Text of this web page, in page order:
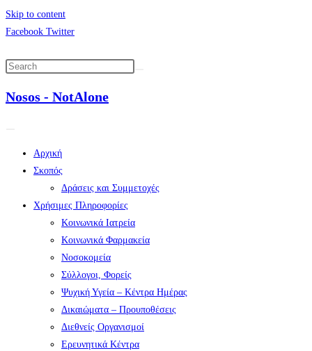
Skip to content
Facebook Twitter
Nosos - NotAlone
Αρχική
Σκοπός
Δράσεις και Συμμετοχές
Χρήσιμες Πληροφορίες
Κοινωνικά Ιατρεία
Κοινωνικά Φαρμακεία
Νοσοκομεία
Σύλλογοι, Φορείς
Ψυχική Υγεία – Κέντρα Ημέρας
Δικαιώματα – Προυποθέσεις
Διεθνείς Οργανισμοί
Ερευνητικά Κέντρα